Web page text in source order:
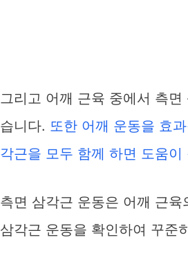
그리고 어깨 근육 중에서 측
습니다. 또한 어깨 운동을 효
각근을 모두 함께 하면 도움이
측면 삼각근 운동은 어깨 근
삼각근 운동을 확인하여 꾸준